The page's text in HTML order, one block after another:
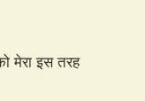
मेरा इस तरह